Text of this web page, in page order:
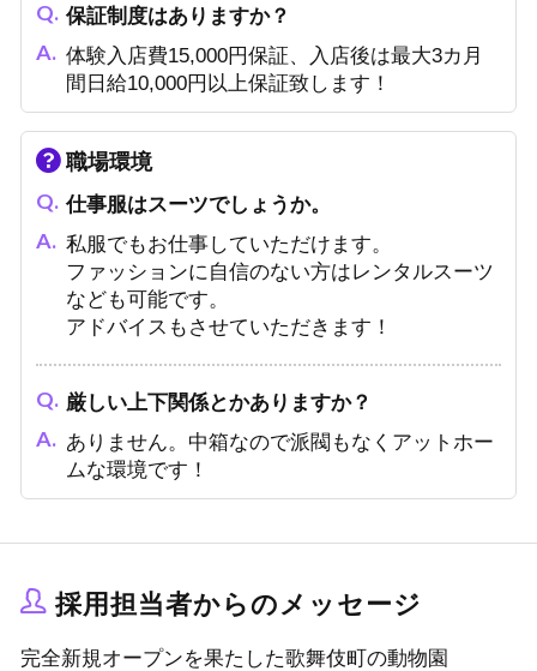
保証制度はありますか？
体験入店費15,000円保証、入店後は最大3カ月
間日給10,000円以上保証致します！
職場環境
仕事服はスーツでしょうか。
私服でもお仕事していただけます。
ファッションに自信のない方はレンタルスーツ
なども可能です。
アドバイスもさせていただきます！
厳しい上下関係とかありますか？
ありません。中箱なので派閥もなくアットホー
ムな環境です！
採用担当者からのメッセージ
完全新規オープンを果たした歌舞伎町の動物園